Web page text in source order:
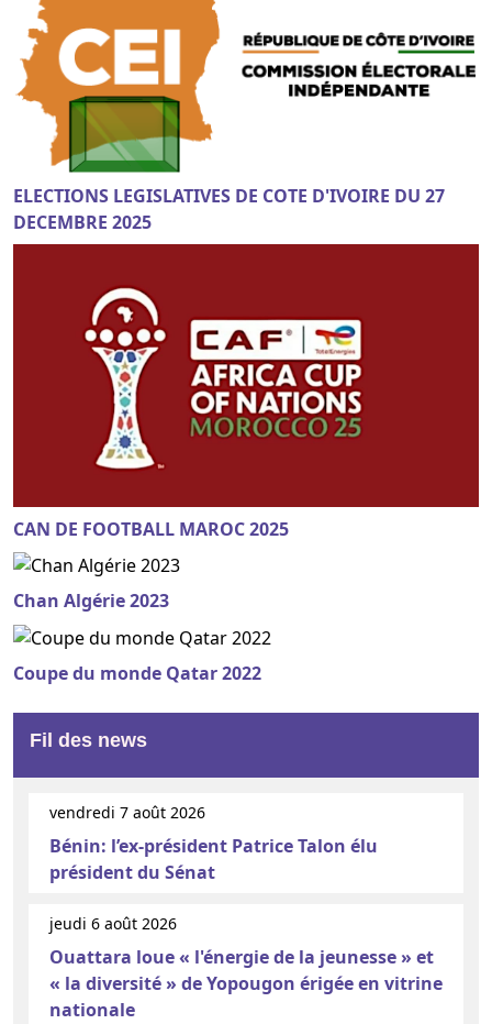
ELECTIONS LEGISLATIVES DE COTE D'IVOIRE DU 27
DECEMBRE 2025
CAN DE FOOTBALL MAROC 2025
Chan Algérie 2023
Coupe du monde Qatar 2022
Fil des news
vendredi 7 août 2026
Bénin: l’ex-président Patrice Talon élu
président du Sénat
jeudi 6 août 2026
Ouattara loue « l'énergie de la jeunesse » et
« la diversité » de Yopougon érigée en vitrine
nationale